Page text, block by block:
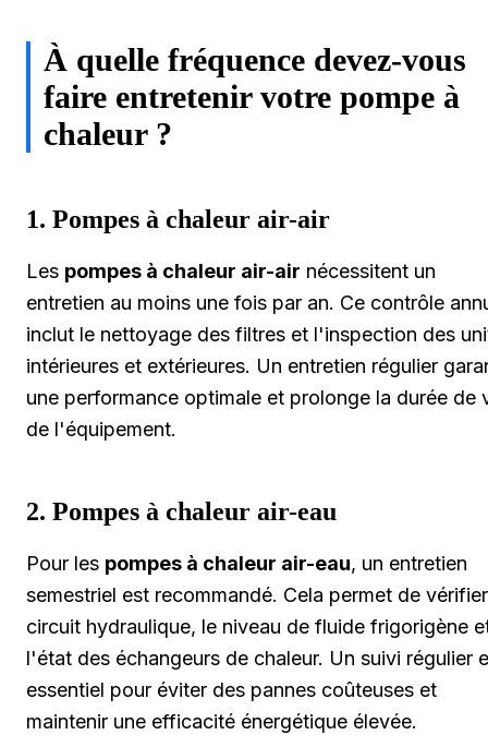
À quelle fréquence devez-vous
faire entretenir votre pompe à
chaleur ?
1. Pompes à chaleur air-air
Les pompes à chaleur air-air nécessitent un
entretien au moins une fois par an. Ce contrôle
inclut le nettoyage des filtres et l'inspection des
intérieures et extérieures. Un entretien régulier
une performance optimale et prolonge la durée de
de l'équipement.
2. Pompes à chaleur air-eau
Pour les pompes à chaleur air-eau, un entretien
semestriel est recommandé. Cela permet de
circuit hydraulique, le niveau de fluide frigorigène
l'état des échangeurs de chaleur. Un suivi régulier
essentiel pour éviter des pannes coûteuses et
maintenir une efficacité énergétique élevée.